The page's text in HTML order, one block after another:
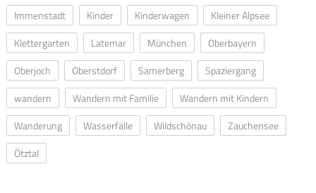
Immenstadt
Kinder Kinderwagen
Kleiner Alpsee
Klettergarten
Latemar München
Oberbayern
Oberjoch
Oberstdorf Samerberg
Spaziergang
wandern
Wandern mit Familie
Wandern mit Kindern
Wanderung
Wasserfälle Wildschönau
Zauchensee
Ötztal